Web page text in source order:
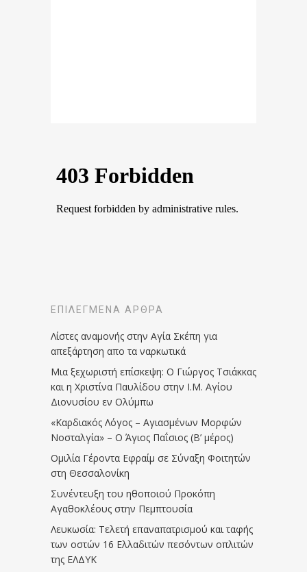
ΕΠΙΛΕΓΜΈΝΑ ΆΡΘΡΑ
Λίστες αναμονής στην Αγία Σκέπη για
απεξάρτηση απο τα ναρκωτικά
Μια ξεχωριστή επίσκεψη: Ο Γιώργος Τσιάκκας
και η Χριστίνα Παυλίδου στην Ι.Μ. Αγίου
Διονυσίου εν Ολύμπω
«Καρδιακός Λόγος – Αγιασμένων Μορφών
Νοσταλγία» – Ο Άγιος Παΐσιος (Β’ μέρος)
Ομιλία Γέροντα Εφραίμ σε Σύναξη Φοιτητών
στη Θεσσαλονίκη
Συνέντευξη του ηθοποιού Προκόπη
Αγαθοκλέους στην Πεμπτουσία
Λευκωσία: Τελετή επαναπατρισμού και ταφής
των οστών 16 Ελλαδιτών πεσόντων οπλιτών
της ΕΛΔΥΚ